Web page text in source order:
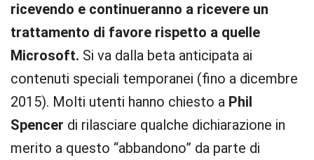
ricevendo e continueranno a ricevere un
trattamento di favore rispetto a quelle
Microsoft. Si va dalla beta anticipata ai
contenuti speciali temporanei (fino a dicembre
2015). Molti utenti hanno chiesto a Phil
Spencer di rilasciare qualche dichiarazione in
merito a questo “abbandono” da parte di